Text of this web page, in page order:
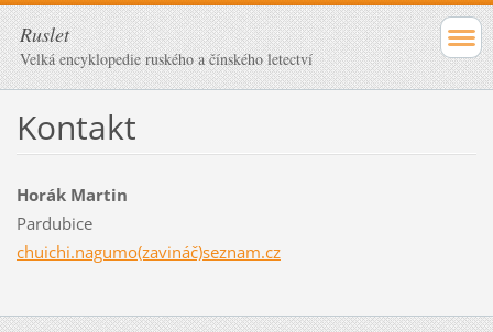
Ruslet
Velká encyklopedie ruského a čínského letectví
Kontakt
Horák Martin
Pardubice
chuichi.nagumo(zavináč)seznam.cz